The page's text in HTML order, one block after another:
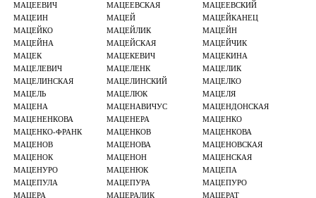
МАЦЕЕВИЧ
МАЦЕЕВСКАЯ
МАЦЕЕВСКИЙ
МАЦЕИН
МАЦЕЙ
МАЦЕЙКАНЕЦ
МАЦЕЙКО
МАЦЕЙЛИК
МАЦЕЙН
МАЦЕЙНА
МАЦЕЙСКАЯ
МАЦЕЙЧИК
МАЦЕК
МАЦЕКЕВИЧ
МАЦЕКИНА
МАЦЕЛЕВИЧ
МАЦЕЛЕНК
МАЦЕЛИК
МАЦЕЛИНСКАЯ
МАЦЕЛИНСКИЙ
МАЦЕЛКО
МАЦЕЛЬ
МАЦЕЛЮК
МАЦЕЛЯ
МАЦЕНА
МАЦЕНАВИЧУС
МАЦЕНДОНСКАЯ
МАЦЕНЕНКОВА
МАЦЕНЕРА
МАЦЕНКО
МАЦЕНКО-ФРАНК
МАЦЕНКОВ
МАЦЕНКОВА
МАЦЕНОВ
МАЦЕНОВА
МАЦЕНОВСКАЯ
МАЦЕНОК
МАЦЕНОН
МАЦЕНСКАЯ
МАЦЕНУРО
МАЦЕНЮК
МАЦЕПА
МАЦЕПУЛА
МАЦЕПУРА
МАЦЕПУРО
МАЦЕРА
МАЦЕРАЛИК
МАЦЕРАТ